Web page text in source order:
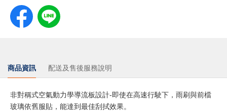
商品資訊 配送及售後服務說明
非對稱式空氣動力學導流板設計-即使在高速行駛下，雨刷與前檔
玻璃依舊服貼，能達到最佳刮拭效果。